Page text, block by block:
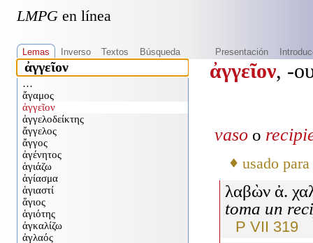
Presentación
LMPG en línea
Lemas Inverso Textos Búsqueda
ἀγγεῖον, -
vasoo
♦ usado
λαβὼν ἀ.
toma un
P VII 319